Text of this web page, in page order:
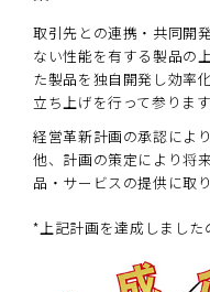
取引先との連携・共同開
ない性能を有する製品の
た製品を独自開発し効率
立ち上げを行って参ります
経営革新計画の承認によ
他、計画の策定により将
品・サービスの提供に取
*上記計画を達成しました